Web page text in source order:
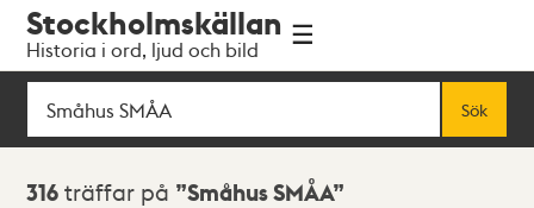
navigationen
huvudinnehållet
Stockholmskällan
Historia i ord, ljud och bild
Sök
Sök
Sökresultat
316 träffar på Småhus SMÅA